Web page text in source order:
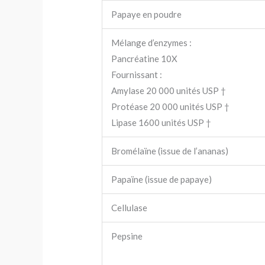
Papaye en poudre
Mélange d’enzymes :
Pancréatine 10X
Fournissant :
Amylase 20 000 unités USP †
Protéase 20 000 unités USP †
Lipase 1600 unités USP †
Bromélaïne (issue de l’ananas)
Papaïne (issue de papaye)
Cellulase
Pepsine